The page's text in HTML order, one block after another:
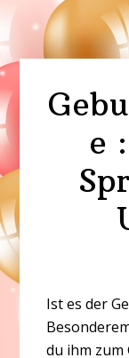
e
Ist es der
du ihm